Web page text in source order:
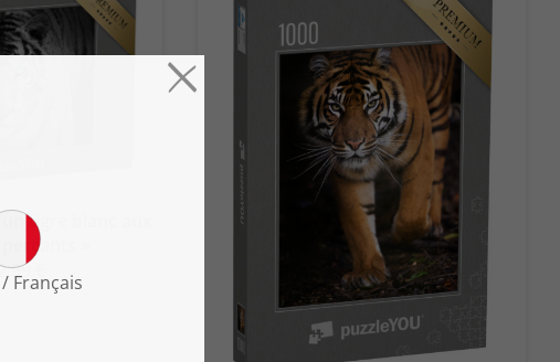
tigre blanc aux
»
€